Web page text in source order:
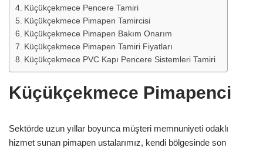
Küçükçekmece Pencere Tamiri
Küçükçekmece Pimapen Tamircisi
Küçükçekmece Pimapen Bakım Onarım
Küçükçekmece Pimapen Tamiri Fiyatları
Küçükçekmece PVC Kapı Pencere Sistemleri Tamiri
Küçükçekmece Pimapenci
Sektörde uzun yıllar boyunca müşteri memnuniyeti odaklı
hizmet sunan pimapen ustalarımız, kendi bölgesinde son